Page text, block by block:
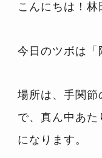
こんにちは！林
今日のツボは「
場所は、手関節
で、真ん中あた
になります。